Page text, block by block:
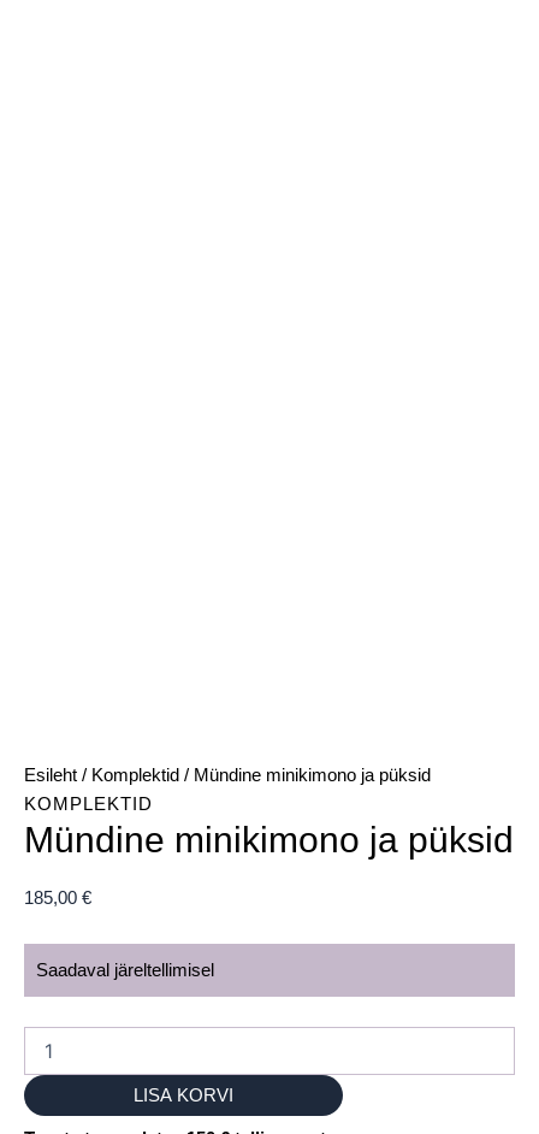
Esileht / Komplektid / Mündine minikimono ja püksid
KOMPLEKTID
Mündine minikimono ja püksid
185,00 €
Saadaval järeltellimisel
LISA KORVI